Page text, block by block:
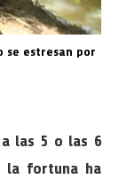
se estresan por
las 5 o las 6
la fortuna ha